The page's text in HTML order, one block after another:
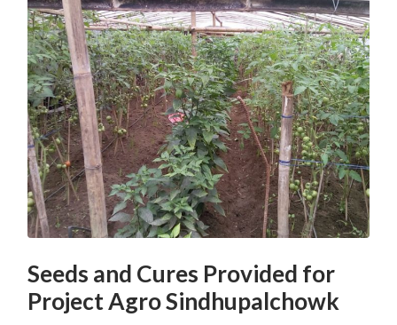
Seeds and Cures Provided for
Project Agro Sindhupalchowk